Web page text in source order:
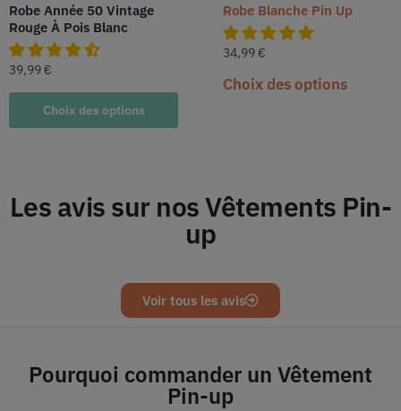
Robe Année 50 Vintage
Rouge À Pois Blanc
39,99 €
Choix des options
Robe Blanche Pin Up
34,99 €
Choix des options
Les avis sur nos Vêtements Pin-
up
Voir tous les avis
Pourquoi commander un Vêtement
Pin-up